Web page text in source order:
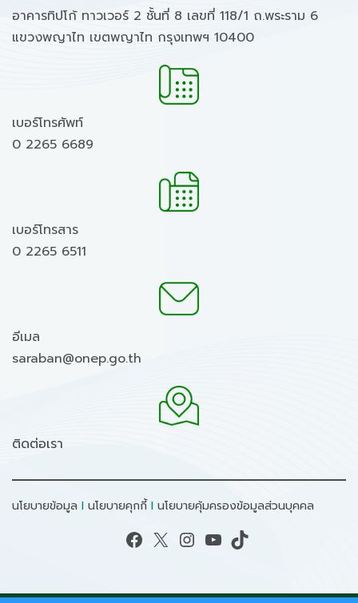
อาคารทิปโก้ ทาวเวอร์ 2 ชั้นที่ 8 เลขที่ 118/1 ถ.พระราม 6
แขวงพญาไท เขตพญาไท กรุงเทพฯ 10400
เบอร์โทรศัพท์
0 2265 6689
เบอร์โทรสาร
0 2265 6511
อีเมล
saraban@onep.go.th
ติดต่อเรา
นโยบายข้อมูล I นโยบายคุกกี้ I นโยบายคุ้มครองข้อมูลส่วนบุคคล
Facebook X Instagram YouTube TikTok